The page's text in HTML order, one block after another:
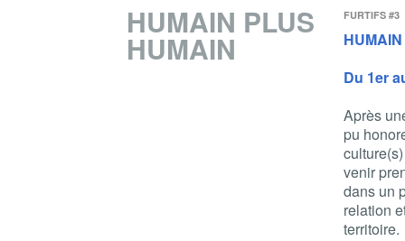
HUMAIN PLUS
HUMAIN
FURTIFS #3
Du 1er
Après
pu
venir
dans un
relation
territoire.